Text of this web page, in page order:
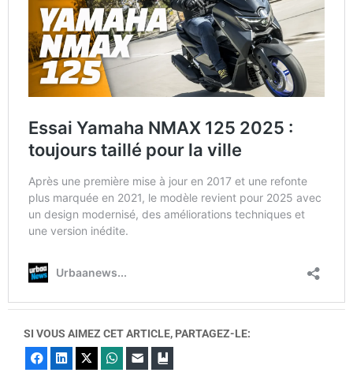
SI VOUS AIMEZ CET ARTICLE, PARTAGEZ-LE:
FacebookLinkedIn WhatsApp
E-mail